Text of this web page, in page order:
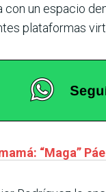
un espacio
plataformas
“Maga”